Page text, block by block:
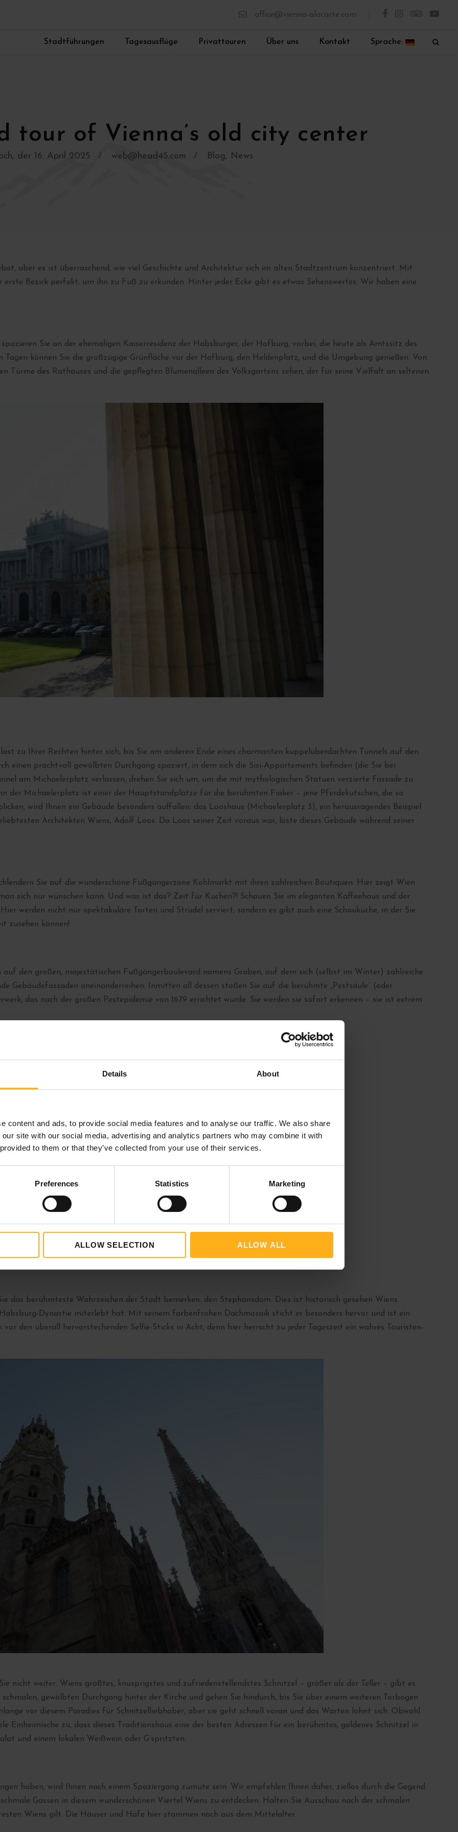
Details About
content and ads, to provide social media features and to analyse our traffic. We also share
site with our social media, advertising and analytics partners who may combine it with
to them or that they’ve collected from your use of their services.
Preferences Statistics Marketing
ALLOW SELECTION ALLOW ALL
office@vienna-alacarte.com
Stadtführungen Tagesausflüge Privattouren Über uns Kontakt Sprache:
der 16. April 2025 web@head45.com Blog, News
tour of Vienna’s old city center
aber es ist überraschend, wie viel Geschichte und Architektur sich im alten Stadtzentrum konzentriert. Mit
Bezirk perfekt, um ihn zu Fuß zu erkunden. Hinter jeder Ecke gibt es etwas Sehenswertes. Wir haben eine
Sie an der ehemaligen Kaiserresidenz der Habsburger, der Hofburg, vorbei, die heute als Amtssitz des
Tagen können Sie die großzügige Grünfläche vor der Hofburg, den Heldenplatz, und die Umgebung genießen. Von
Türme des Rathauses und die gepflegten Blumenalleen des Volksgartens sehen, der für seine Vielfalt an seltenen
zu Ihrer Rechten hinter sich, bis Sie am anderen Ende eines charmanten kuppelüberdachten Tunnels auf den
einen prachtvoll gewölbten Durchgang spaziert, in dem sich die Sisi-Appartements befinden (die Sie bei
am Michaelerplatz verlassen, drehen Sie sich um, um die mit mythologischen Statuen verzierte Fassade zu
der Michaelerplatz ist einer der Hauptstandplätze für die berühmten Fiaker – jene Pferdekutschen, die so
wird Ihnen ein Gebäude besonders auffallen: das Looshaus (Michaelerplatz 3), ein herausragendes Beispiel
Architekten Wiens, Adolf Loos. Da Loos seiner Zeit voraus war, löste dieses Gebäude während seiner
Sie auf die wunderschöne Fußgängerzone Kohlmarkt mit ihren zahlreichen Boutiquen. Hier zeigt Wien
sich nur wünschen kann. Und was ist das? Zeit für Kuchen?! Schauen Sie im eleganten Kaffeehaus und der
werden nicht nur spektakuläre Torten und Strudel serviert, sondern es gibt auch eine Schauküche, in der Sie
zusehen können!
den großen, majestätischen Fußgängerboulevard namens Graben, auf dem sich (selbst im Winter) zahlreiche
Gebäudefassaden aneinanderreihen. Inmitten all dessen stoßen Sie auf die berühmte „Pestsäule“ (oder
das nach der großen Pestepidemie von 1679 errichtet wurde. Sie werden sie sofort erkennen – sie ist extrem
das berühmteste Wahrzeichen der Stadt bemerken: den Stephansdom. Dies ist historisch gesehen Wiens
Dynastie miterlebt hat. Mit seinem farbenfrohen Dachmosaik sticht er besonders hervor und ist ein
den überall hervorstechenden Selfie-Sticks in Acht, denn hier herrscht zu jeder Tageszeit ein wahres Touristen-
nicht weiter: Wiens größtes, knusprigstes und zufriedenstellendstes Schnitzel – größer als der Teller – gibt es
gewölbten Durchgang hinter der Kirche und gehen Sie hindurch, bis Sie über einem weiteren Torbogen
vor diesem Paradies für Schnitzelliebhaber, aber sie geht schnell voran und das Warten lohnt sich. Obwohl
zu, dass dieses Traditionshaus eine der besten Adressen für ein berühmtes, goldenes Schnitzel in
und einem lokalen Weißwein oder G’spritzten.
haben, wird Ihnen nach einem Spaziergang zumute sein. Wir empfehlen Ihnen daher, ziellos durch die Gegend
Gassen in diesem wunderschönen Viertel Wiens zu entdecken. Halten Sie Ausschau nach der schmalen
Wiens gilt. Die Häuser und Höfe hier stammen noch aus dem Mittelalter.